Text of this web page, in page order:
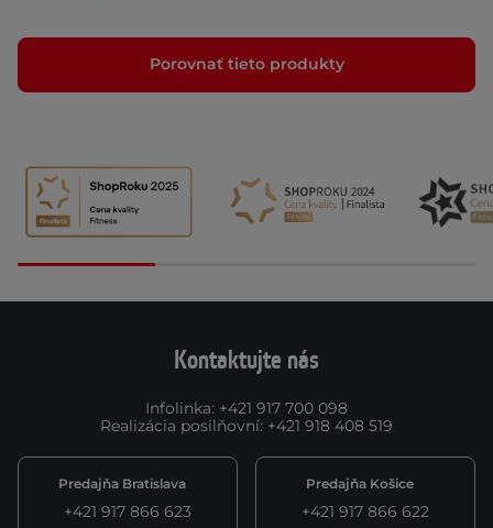
Porovnať tieto produkty
Kontaktujte nás
Infolinka: +421 917 700 098
Realizácia posilňovní: +421 918 408 519
Predajňa Bratislava
+421 917 866 623
Predajňa Košice
+421 917 866 622